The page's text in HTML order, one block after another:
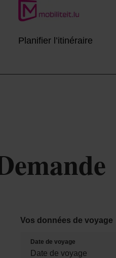
Planifier l’itinéraire
Vos données de voyage
Date de voyage